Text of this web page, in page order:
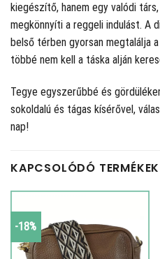
kiegészítő, hanem egy valódi
megkönnyíti a reggeli indulást. A
belső térben gyorsan megtalálja
többé nem kell a táska alján
Tegye egyszerűbbé és
sokoldalú és tágas kísérővel,
nap!
KAPCSOLÓDÓ TERMÉKEK
-18%